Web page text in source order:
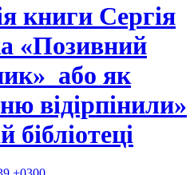
книги Сергія
«Позивний
або як
відірпінили»
бібліотеці